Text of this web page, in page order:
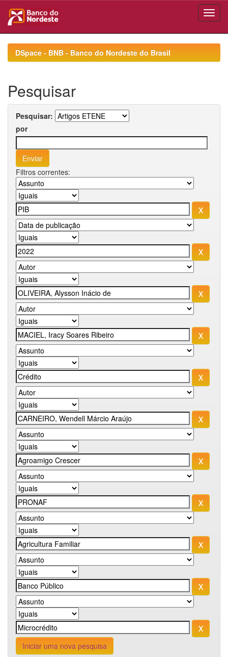
navigationDSpace - BNB - Banco do Nordeste do Brasil
Pesquisar
Pesquisar:
por
Filtros correntes:
Iniciar uma nova pesquisa